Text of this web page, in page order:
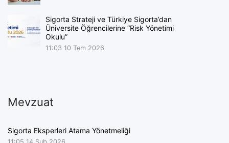
Sigorta Strateji ve Türkiye Sigorta’dan
Üniversite Öğrencilerine “Risk Yönetimi
Okulu”
11:03 10 Tem 2026
Mevzuat
Sigorta Eksperleri Atama Yönetmeliği